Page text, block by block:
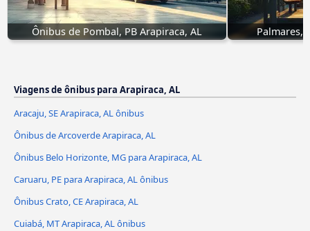
Ônibus de Pombal, PB Arapiraca, AL Palmares,
Viagens de ônibus para Arapiraca, AL
Aracaju, SE Arapiraca, AL ônibus
Ônibus de Arcoverde Arapiraca, AL
Ônibus Belo Horizonte, MG para Arapiraca, AL
Caruaru, PE para Arapiraca, AL ônibus
Ônibus Crato, CE Arapiraca, AL
Cuiabá, MT Arapiraca, AL ônibus